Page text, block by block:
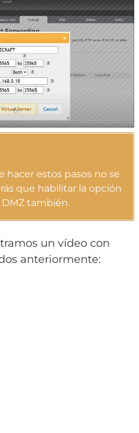
hacer estos pasos no se
que habilitar la opción
también.
un vídeo con
anteriormente: